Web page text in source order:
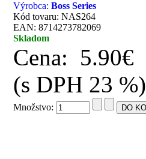
Výrobca:Boss Series
Kód tovaru: NAS264
EAN: 8714273782069
Skladom
Cena: 5.90€
(s DPH 23 %)
Množstvo: